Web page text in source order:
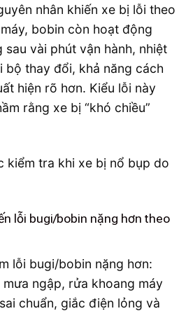
nhân khiến xe bị lỗi theo
bobin còn hoạt động
vài phút vận hành, nhiệt
bộ thay đổi, khả năng cách
hiện rõ hơn. Kiểu lỗi này
rằng xe bị “khó chiều”
lỗi bugi/bobin nặng hơn theo
lỗi bugi/bobin nặng hơn:
ngập, rửa khoang máy
chuẩn, giắc điện lỏng và